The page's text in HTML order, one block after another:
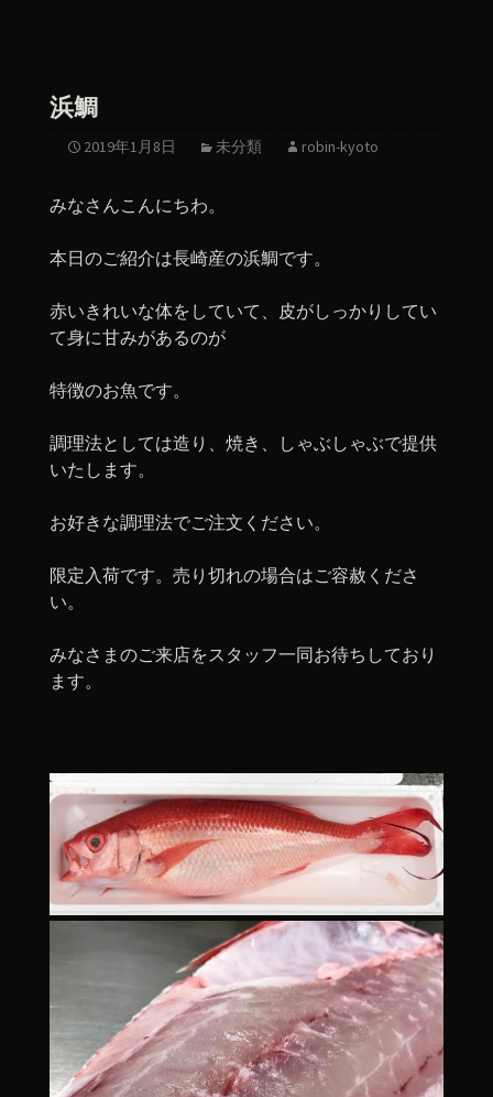
浜鯛
2019年1月8日 未分類 robin-kyoto
みなさんこんにちわ。
本日のご紹介は長崎産の浜鯛です。
赤いきれいな体をしていて、皮がしっかりしてい
て身に甘みがあるのが
特徴のお魚です。
調理法としては造り、焼き、しゃぶしゃぶで提供
いたします。
お好きな調理法でご注文ください。
限定入荷です。売り切れの場合はご容赦くださ
い。
みなさまのご来店をスタッフ一同お待ちしており
ます。